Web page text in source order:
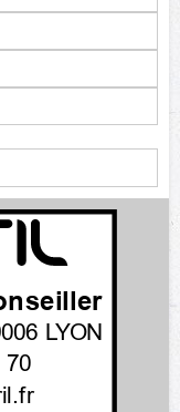
LYON
70